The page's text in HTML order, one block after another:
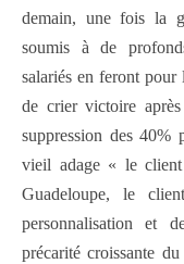
demain, une fois la
soumis à de
salariés en feront pour
de crier victoire
suppression des 40%
vieil adage « le
Guadeloupe, le
personnalisation et
précarité croissante